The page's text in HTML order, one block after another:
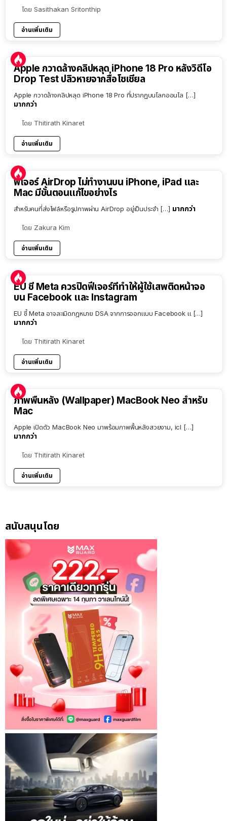
โดย Sasithakan Sritonthip
อ่านเพิ่มเติม
Apple กวาดล้างคลิปหลุด iPhone 18 Pro หลังวิดีโอ
Drop Test ปลิวหายจากสื่อโซเชียล
Apple กวาดล้างคลิปหลุด iPhone 18 Pro ที่ปรากฏบนโลกออนไล […]
มากกว่า
โดย Thitirath Kinaret
อ่านเพิ่มเติม
ฟีเจอร์ AirDrop ไม่ทำงานบน iPhone, iPad และ
Mac มีขั้นตอนแก้ไขอย่างไร
สำหรับคนที่ส่งไฟล์หรือรูปภาพผ่าน AirDrop อยู่เป็นประจำ […] มากกว่า
โดย Zakura Kim
อ่านเพิ่มเติม
EU ชี้ Meta ควรปิดฟีเจอร์ที่ทำให้ผู้ใช้เสพติดหน้าจอ
บน Facebook และ Instagram
EU ชี้ Meta อาจละเมิดกฎหมาย DSA จากการออกแบบ Facebook แ […]
มากกว่า
โดย Thitirath Kinaret
อ่านเพิ่มเติม
ภาพพื้นหลัง (Wallpaper) MacBook Neo สำหรับ
Mac
Apple เปิดตัว MacBook Neo มาพร้อมภาพพื้นหลังสวยงาม, icl […]
มากกว่า
โดย Thitirath Kinaret
อ่านเพิ่มเติม
สนับสนุนโดย